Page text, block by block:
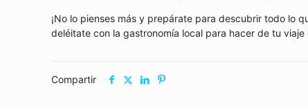
¡No lo pienses más y prepárate para descubrir todo lo
deléitate con la gastronomía local para hacer de tu
Compartir